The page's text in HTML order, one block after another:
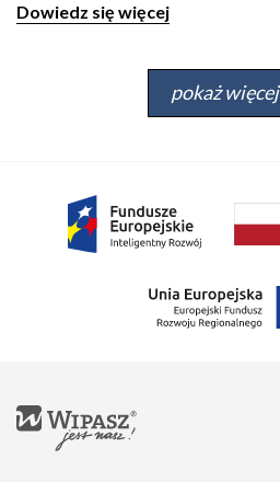
Dowiedz się więcej
pokaż więcej